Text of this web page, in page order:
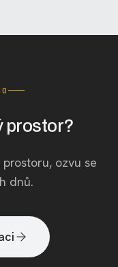
prostor?
ozvu se
dnů.